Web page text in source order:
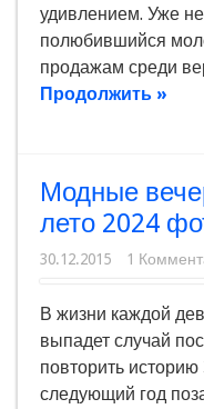
удивлением. Уже
полюбившийся
продажам среди
Продолжить »
Модные
лето 2024
30.12.2015 1
В жизни каждой
выпадет случай
повторить
следующий год